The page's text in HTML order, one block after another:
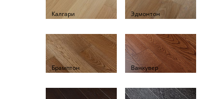
Калгари Эдмонтон
Брамптон Ванкувер